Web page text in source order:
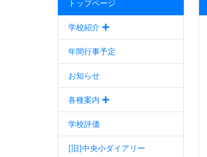
トップページ
学校紹介
年間行事予定
お知らせ
各種案内
学校評価
[旧]中央小ダイアリー